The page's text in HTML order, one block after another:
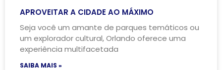
APROVEITAR A CIDADE AO MÁXIMO
Seja você um amante de parques temáticos ou
um explorador cultural, Orlando oferece uma
experiência multifacetada
SAIBA MAIS »